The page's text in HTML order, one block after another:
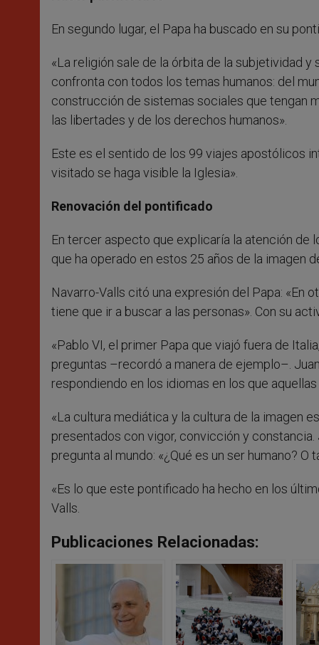
En segundo lugar, el Papa ha buscado en su
«La religión sale de la órbita de la subjetividad
confronta con todos los temas humanos: del
construcción de sistemas sociales que tengan
las libertades y de los derechos humanos».
Este es el sentido de los 99 viajes apostólicos
visitado se haga visible la Iglesia».
Renovación del pontificado
En tercer aspecto que explicaría la atención de
que ha operado en estos 25 años de la imagen
Navarro-Valls citó una expresión del Papa: «En
tiene que ir a buscar a las personas». Con su
«Pablo VI, el primer Papa que viajó fuera de
preguntas –recordó a manera de ejemplo–.
respondiendo en los idiomas en los que
«La cultura mediática y la cultura de la imagen
presentados con vigor, convicción y
pregunta al mundo: «¿Qué es un ser humano? O
«Es lo que este pontificado ha hecho en los
Valls.
Publicaciones Relacionadas: